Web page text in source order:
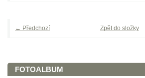
← Předchozí Zpět do složky
FOTOALBUM